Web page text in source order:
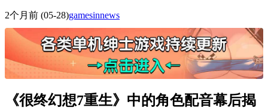
2个月前 (05-28)gamesinnews
《很终幻想7重生》中的角色配音幕后揭